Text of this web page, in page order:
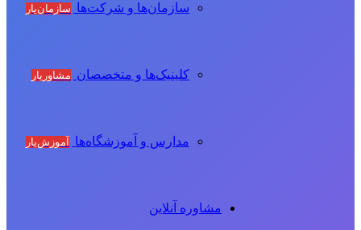
سازمان‌ها و شرکت‌ها سازمان‌یار
کلینیک‌ها و متخصصان مشاوریار
مدارس و آموزشگاه‌ها آموزش‌یار
مشاوره آنلاین